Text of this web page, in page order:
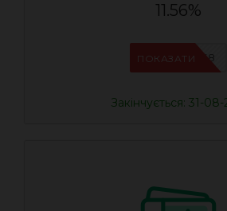
11.56%
IFPAB5K8
ПОКАЗАТИ
Закінчується: 31-